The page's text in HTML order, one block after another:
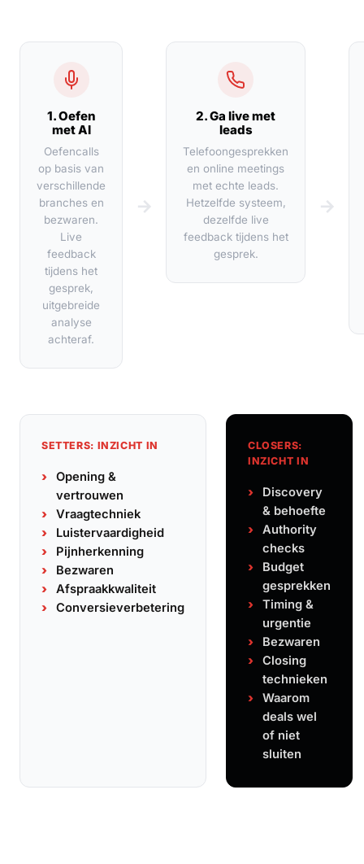
1. Oefen
met AI
Oefencalls
op basis van
verschillende
branches en
bezwaren.
Live
feedback
tijdens het
gesprek,
uitgebreide
analyse
achteraf.
→
2. Ga live met
leads
Telefoongesprekken
en online meetings
met echte leads.
Hetzelfde systeem,
dezelfde live
feedback tijdens het
gesprek.
→
SETTERS: INZICHT IN
Opening &
vertrouwen
Vraagtechniek
Luistervaardigheid
Pijnherkenning
Bezwaren
Afspraakkwaliteit
Conversieverbetering
CLOSERS:
INZICHT IN
Discovery
& behoefte
Authority
checks
Budget
gesprekken
Timing &
urgentie
Bezwaren
Closing
technieken
Waarom
deals wel
of niet
sluiten